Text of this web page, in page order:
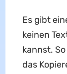
Es gibt
keinen
kannst.
das